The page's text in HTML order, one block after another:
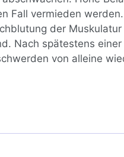
Fall vermieden
der
Nach spätestens einer
von alleine
Muskelkater: Was ist